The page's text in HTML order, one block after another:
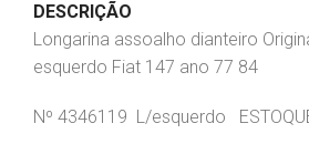
DESCRIÇÃO
Longarina assoalho dianteiro
esquerdo Fiat 147 ano 77 84
Nº 4346119 L/esquerdo